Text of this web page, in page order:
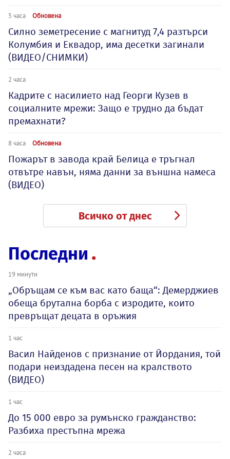
5 часа Обновена
Силно земетресение с магнитуд 7,4 разтърси
Колумбия и Еквадор, има десетки загинали
(ВИДЕО/СНИМКИ)
2 часа
Кадрите с насилието над Георги Кузев в
социалните мрежи: Защо е трудно да бъдат
премахнати?
8 часа Обновена
Пожарът в завода край Белица е тръгнал
отвътре навън, няма данни за външна намеса
(ВИДЕО)
Всичко от днес
Последни
19 минути
„Обръщам се към вас като баща“: Демерджиев
обеща брутална борба с изродите, които
превръщат децата в оръжия
1 час
Васил Найденов с признание от Йордания, той
подари неиздадена песен на кралството
(ВИДЕО)
1 час
До 15 000 евро за румънско гражданство:
Разбиха престъпна мрежа
2 часа